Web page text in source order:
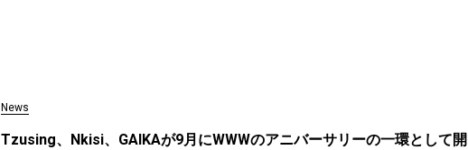
News
Tzusing、Nkisi、GAIKAが9月にWWWのアニバーサリーの一環として開